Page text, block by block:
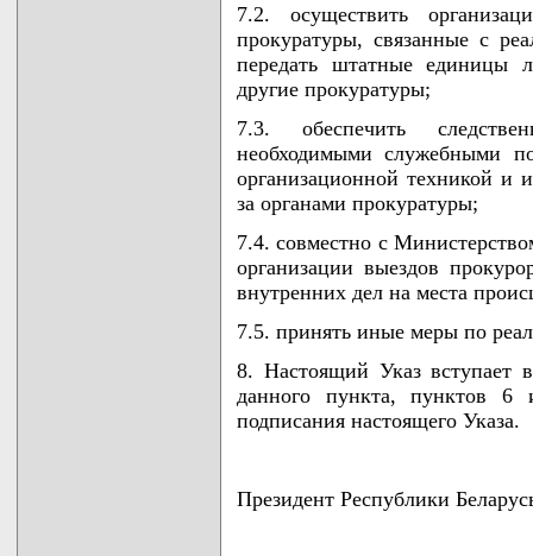
7.2. осуществить
прокуратуры, связанные с
передать штатные единицы
другие прокуратуры;
7.3. обеспечить
необходимыми служебными
организационной техникой и
за органами прокуратуры;
7.4. совместно с
организации выездов
внутренних дел на места
7.5. принять иные меры по
8. Настоящий Указ вступает
данного пункта, пунктов
подписания настоящего Указа.
Президент Республики